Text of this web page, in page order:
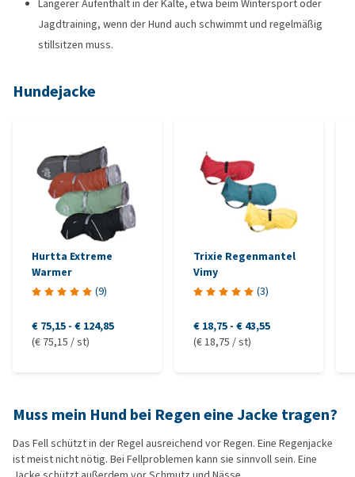
Längerer Aufenthalt in der Kälte, etwa beim Wintersport oder
Jagdtraining, wenn der Hund auch schwimmt und regelmäßig
stillsitzen muss.
Hundejacke
Hurtta Extreme
Warmer
(9)
€ 75,15 - € 124,85
(€ 75,15 / st)
Trixie Regenmantel
Vimy
(3)
€ 18,75 - € 43,55
(€ 18,75 / st)
Muss mein Hund bei Regen eine Jacke tragen?
Das Fell schützt in der Regel ausreichend vor Regen. Eine Regenjacke
ist meist nicht nötig. Bei Fellproblemen kann sie sinnvoll sein. Eine